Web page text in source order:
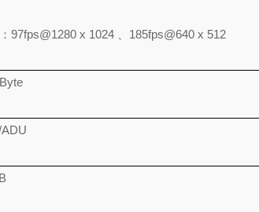
97fps@1280 x 1024 、185fps@640 x 512